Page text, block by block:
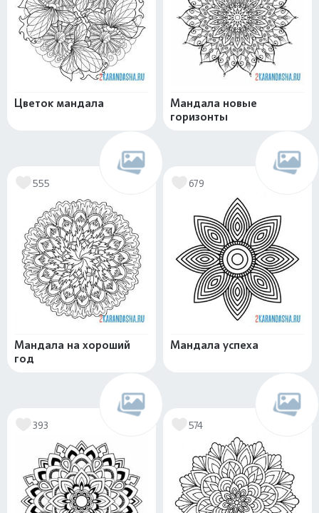
Цветок мандала
Мандала новые
горизонты
555
Мандала на хороший
год
679
Мандала успеха
393 574